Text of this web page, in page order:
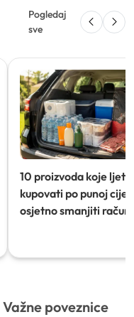
Pogledaj
sve
10 proizvoda koje ljeti
kupovati po punoj
osjetno smanjiti račun)
Važne poveznice